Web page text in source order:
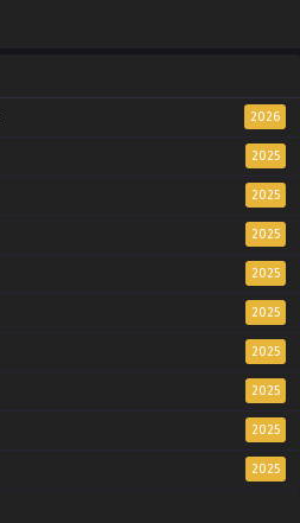
2026
2025
2025
2025
2025
2025
2025
2025
2025
2025